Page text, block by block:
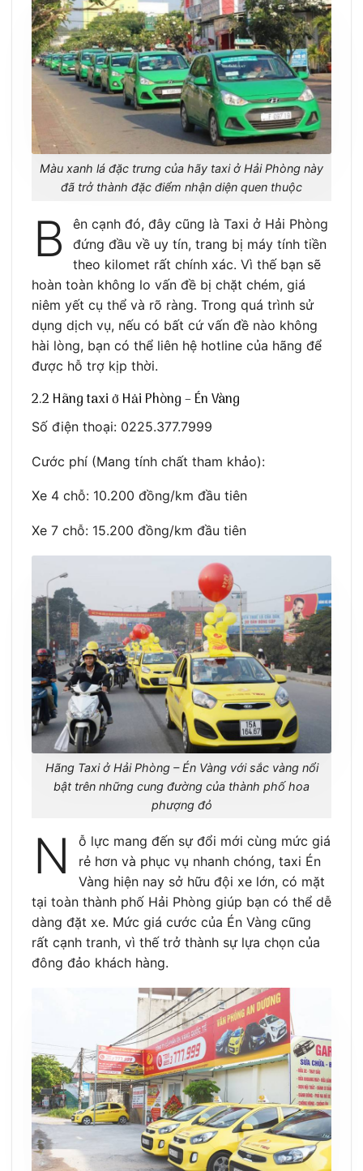
Màu xanh lá đặc trưng của hãy taxi ở Hải Phòng này
đã trở thành đặc điểm nhận diện quen thuộc
B
ên cạnh đó, đây cũng là Taxi ở Hải Phòng
đứng đầu về uy tín, trang bị máy tính tiền
theo kilomet rất chính xác. Vì thế bạn sẽ
hoàn toàn không lo vấn đề bị chặt chém, giá
niêm yết cụ thể và rõ ràng. Trong quá trình sử
dụng dịch vụ, nếu có bất cứ vấn đề nào không
hài lòng, bạn có thể liên hệ hotline của hãng để
được hỗ trợ kịp thời.
2.2 Hãng taxi ở Hải Phòng – Én Vàng
Số điện thoại: 0225.377.7999
Cước phí (Mang tính chất tham khảo):
Xe 4 chỗ: 10.200 đồng/km đầu tiên
Xe 7 chỗ: 15.200 đồng/km đầu tiên
Hãng Taxi ở Hải Phòng – Én Vàng với sắc vàng nổi
bật trên những cung đường của thành phố hoa
phượng đỏ
N
ỗ lực mang đến sự đổi mới cùng mức giá
rẻ hơn và phục vụ nhanh chóng, taxi Én
Vàng hiện nay sở hữu đội xe lớn, có mặt
tại toàn thành phố Hải Phòng giúp bạn có thể dễ
dàng đặt xe. Mức giá cước của Én Vàng cũng
rất cạnh tranh, vì thế trở thành sự lựa chọn của
đông đảo khách hàng.